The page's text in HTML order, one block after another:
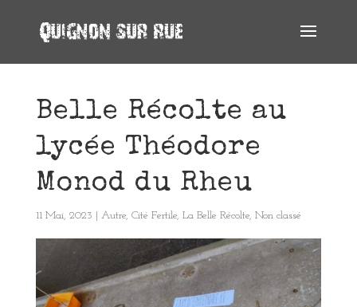
Belle Récolte au
lycée Théodore
Monod du Rheu
11 Mai, 2023 Autre, Cité Fertile, La Belle Récolte, Non classé